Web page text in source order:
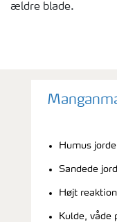
ældre blade.
Humus jorde
Sandede
Højt
Kulde, våde